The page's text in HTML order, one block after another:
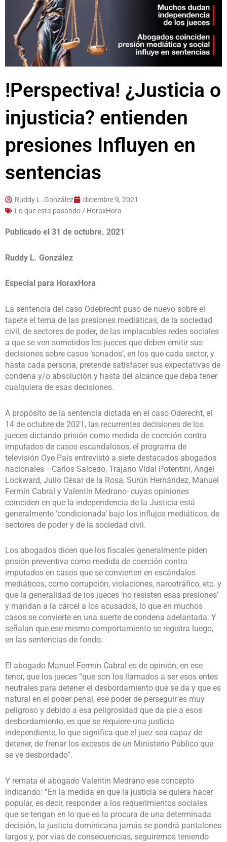
!Perspectiva! ¿Justicia o
injusticia? entienden
presiones Influyen en
sentencias
Ruddy L. González
diciembre 9, 2021
Lo que esta pasando / HoraxHora
Publicado el 31 de octubre. 2021
Ruddy L. González
Especial para HoraxHora
La sentencia del caso Odebrecht puso de nuevo sobre el
tapete el tema de las presiones mediáticas, de la sociedad
civil, de sectores de poder, de las implacables redes sociales
a que se ven sometidos los jueces que deben emitir sus
decisiones sobre casos ‘sonados’, en los que cada sector, y
hasta cada persona, pretende satisfacer sus expectativas de
condena y/o absolución y hasta del alcance que deba tener
cualquiera de esas decisiones.
A propósito de la sentencia dictada en el caso Oderecht, el
14 de octubre de 2021, las recurrentes decisiones de los
jueces dictando prisión como medida de coerción contra
imputados de casos escandalosos, el programa de
televisión Oye País entrevistó a siete destacados abogados
nacionales –Carlos Salcedo, Trajano Vidal Potentini, Angel
Lockward, Julio César de la Rosa, Surún Hernández, Manuel
Fermín Cabral y Valentín Medrano- cuyas opiniones
coinciden en que la independencia de la Justicia está
generalmente ‘condicionada’ bajo los influjos mediáticos, de
sectores de poder y de la sociedad civil.
Los abogados dicen que los fiscales generalmente piden
prisión preventiva como medida de coerción contra
imputados en casos que se convierten en escándalos
mediáticos, como corrupción, violaciones, narcotráfico, etc. y
que la generalidad de los jueces ‘no resisten esas presiones’
y mandan a la cárcel a los acusados, lo que en muchos
casos se convierte en una suerte de condena adelantada. Y
señalan que ese mismo comportamiento se registra luego,
en las sentencias de fondo.
El abogado Manuel Fermín Cabral es de opinión, en ese
tenor, que los jueces “que son los llamados a ser esos entes
neutrales para detener el desbordamiento que se da y que es
natural en el poder penal, ese poder de perseguir es muy
peligroso y debido a esa peligrosidad que da pie a esos
desbordamiento, es que se requiere una justicia
independiente, lo que significa que el juez sea capaz de
detener, de frenar los excesos de un Ministerio Público que
se ve desbordado”.
Y remata el abogado Valentín Medrano ese concepto
indicando: “En la medida en que la justicia se quiera hacer
popular, es decir, responder a los requerimientos sociales
que se tengan en lo que es la procura de una determinada
decisión, la justicia dominicana jamás se pondrá pantalones
largos y, por vías de consecuencias, seguiremos teniendo